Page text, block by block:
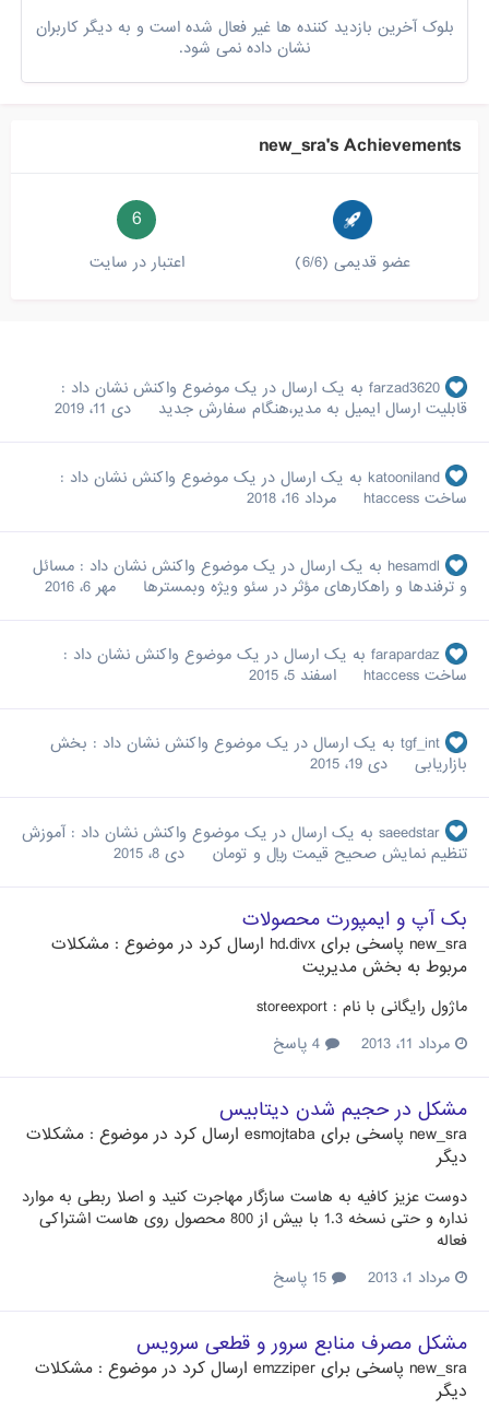
بلوک آخرین بازدید کننده ها غیر فعال شده است و به دیگر کاربران
نشان داده نمی شود.
new_sra's Achievements
عضو قدیمی (6/6)
6
اعتبار در سایت
farzad3620 به یک ارسال در یک موضوع واکنش نشان داد :
قابلیت ارسال ایمیل به مدیر،هنگام سفارش جدید
دی 11، 2019
katooniland به یک ارسال در یک موضوع واکنش نشان داد :
ساخت htaccess
مرداد 16، 2018
hesamdl به یک ارسال در یک موضوع واکنش نشان داد : مسائل
و ترفندها و راهکارهای مؤثر در سئو ویژه وبمسترها
مهر 6، 2016
farapardaz به یک ارسال در یک موضوع واکنش نشان داد :
ساخت htaccess
اسفند 5، 2015
tgf_int به یک ارسال در یک موضوع واکنش نشان داد : بخش
بازاریابی
دی 19، 2015
saeedstar به یک ارسال در یک موضوع واکنش نشان داد :آموزش
تنظیم نمایش صحیح قیمت ریال و تومان
دی 8، 2015
بک آپ و ایمپورت محصولات
new_sra پاسخی برای hd.divx ارسال کرد در موضوع : مشکلات
مربوط به بخش مدیریت
ماژول رایگانی با نام : storeexport
مرداد 11، 2013
مشکل در حجیم شدن دیتابیس
new_sra پاسخی برای esmojtaba ارسال کرد در موضوع : مشکلات
دیگر
دوست عزیز کافیه به هاست سازگار مهاجرت کنید و اصلا ربطی به موارد
نداره و حتی نسخه 1.3 با بیش از 800 محصول روی هاست اشتراکی
فعاله
مرداد 1، 2013
مشکل مصرف منابع سرور و قطعی سرویس
new_sra پاسخی برای emzziper ارسال کرد در موضوع : مشکلات
دیگر